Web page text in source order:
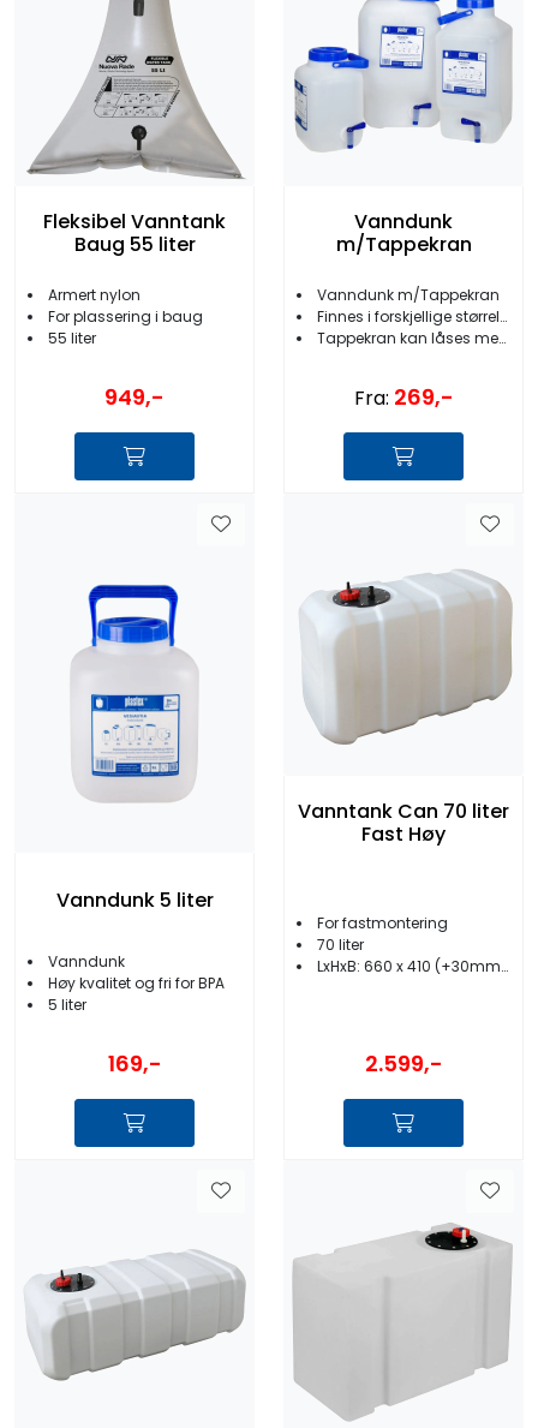
Fleksibel Vanntank
Baug 55 liter
Armert nylon
For plassering i baug
55 liter
949,-
Vanndunk
m/Tappekran
Vanndunk m/Tappekran
Finnes i forskjellige størrelser
Tappekran kan låses med låsemutter
Fra: 269,-
Vanndunk 5 liter
Vanndunk
Høy kvalitet og fri for BPA
5 liter
169,-
Vanntank Can 70 liter
Fast Høy
For fastmontering
70 liter
LxHxB: 660 x 410 (+30mm) x 300 mm
2.599,-